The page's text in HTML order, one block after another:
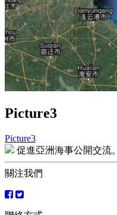
Picture3
文
章
導
覽
Picture3
促進亞洲海事公開交流。
關注我們